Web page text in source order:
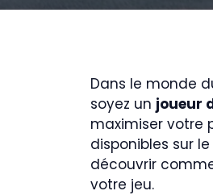
Dans le monde
soyez un joueur
maximiser votre
disponibles sur
découvrir
votre jeu.